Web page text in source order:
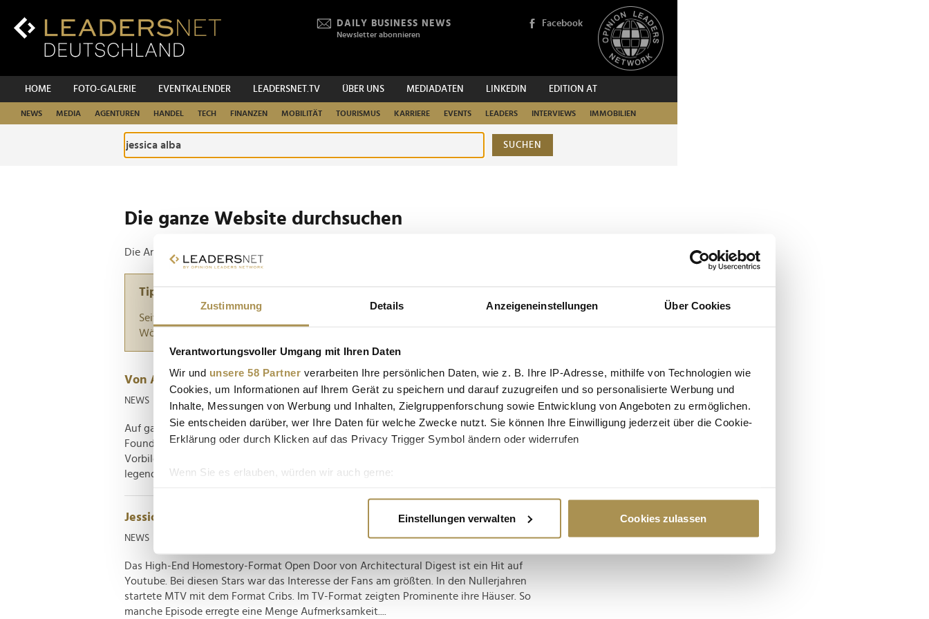
Zustimmung Details Anzeigeneinstellungen Über Cookies
Verantwortungsvoller Umgang mit Ihren Daten
Wir und unsere 58 Partner verarbeiten Ihre persönlichen Daten, wie z. B. Ihre IP-Adresse, mithilfe von Technologien wie
Cookies, um Informationen auf Ihrem Gerät zu speichern und darauf zuzugreifen und so personalisierte Werbung und
Inhalte, Messungen von Werbung und Inhalten, Zielgruppenforschung sowie Entwicklung von Angeboten zu ermöglichen.
Sie entscheiden darüber, wer Ihre Daten für welche Zwecke nutzt. Sie können Ihre Einwilligung jederzeit über die Cookie-
Erklärung oder durch Klicken auf das Privacy Trigger Symbol ändern oder widerrufen
Wenn Sie es erlauben, würden wir auch gerne:
Erfahren Sie mehr darüber, wie Ihre persönlichen Daten verarbeitet werden, und legen Sie Ihre Präferenzen im
Wir verwenden Cookies, um Inhalte und Anzeigen zu personalisieren, Funktionen für soziale Medien anbieten zu können
und die Zugriffe auf unsere Website zu analysieren. Außerdem geben wir Informationen zu Ihrer Verwendung unserer
Website an unsere Partner für soziale Medien, Werbung und Analysen weiter. Unsere Partner führen diese Informationen
Einstellungen verwalten Cookies zulassen
Inhalt
DAILY BUSINESS NEWS
Newsletter abonnieren
Facebook
HOME FOTO-GALERIE EVENTKALENDER LEADERSNET.TV ÜBER UNS MEDIADATEN LINKEDIN EDITION AT
NEWS MEDIA AGENTUREN HANDEL TECH FINANZEN MOBILITÄT TOURISMUS KARRIERE EVENTS LEADERS INTERVIEWS IMMOBILIEN
SUCHEN
Die ganze Website durchsuchen
Die Anfrage ergab 2 Treffer.
Tipp
Seiten suchen, die genau diese Wortgruppe enthalten: Setzen Sie die gesuchten
Wörter zwischen Anführungszeichen: zb "Vorname Nachname".
Von Alba bis Zverev: Stars stürmen Stanglwirt
NEWS | 23.06.2026
Auf ganz friedliche Weise, versteht sich – schließlich macht es sich die WorldChanger
Foundation zur Mission, insbesondere junge Menschen durch authentisch auftretende
Vorbilder zu einem konstruktiven Mindset zu motivieren. Die WorldChanger Days im
legendären Stanglwirt in Tirol stellen das jährliche...
Jessica Alba vorne mit dabei: Die meistgeklickten Homestories auf Youtube
NEWS
Das High-End Homestory-Format Open Door von Architectural Digest ist ein Hit auf
Youtube. Bei diesen Stars war das Interesse der Fans am größten. In den Nullerjahren
startete MTV mit dem Format Cribs. Im TV-Format zeigten Prominente ihre Häuser. So
manche Episode erregte eine Menge Aufmerksamkeit....